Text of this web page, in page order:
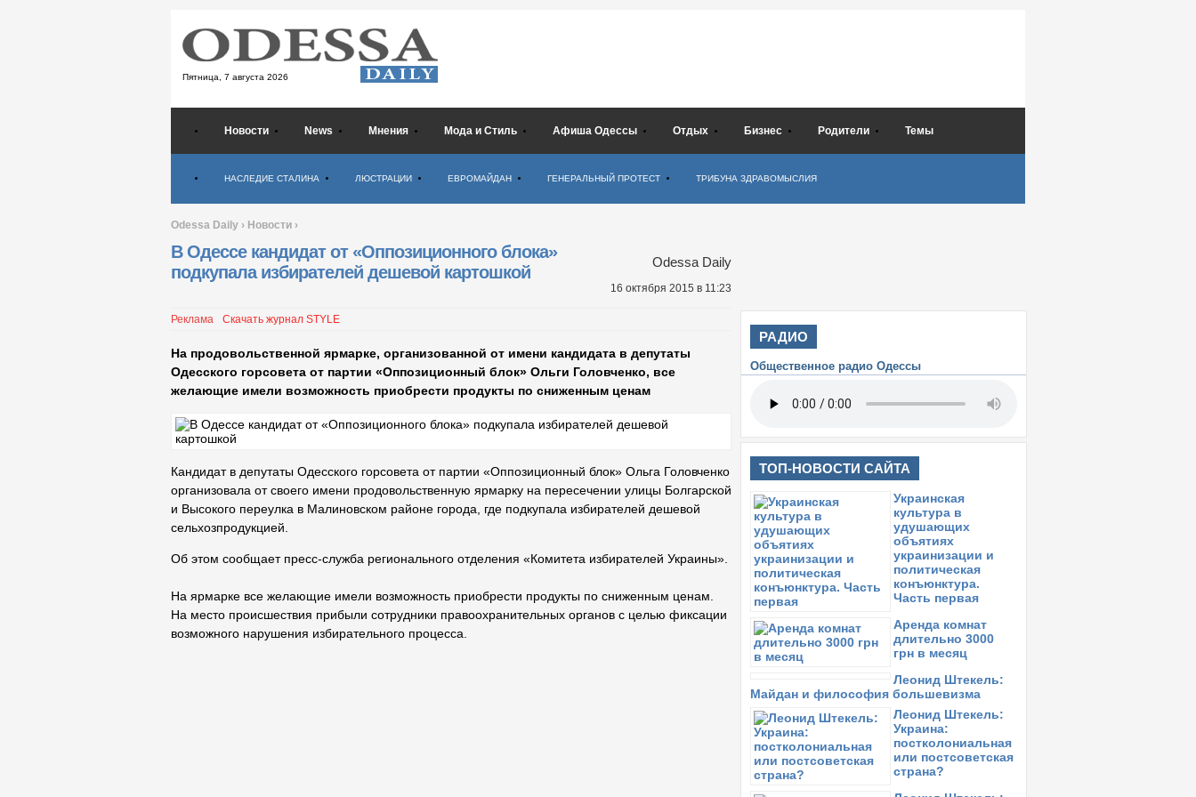
Пятница, 7 августа 2026
Новости News Мнения Мода и Стиль Афиша Одессы Отдых Бизнес Родители Темы
НАСЛЕДИЕ СТАЛИНА ЛЮСТРАЦИИ ЕВРОМАЙДАН ГЕНЕРАЛЬНЫЙ ПРОТЕСТ ТРИБУНА ЗДРАВОМЫСЛИЯ
Odessa Daily › Новости ›
В Одессе кандидат от «Оппозиционного блока»
подкупала избирателей дешевой картошкой
Odessa Daily
16 октября 2015 в 11:23
Реклама Скачать журнал STYLE
На продовольственной ярмарке, организованной от имени кандидата в депутаты
Одесского горсовета от партии «Оппозиционный блок» Ольги Головченко, все
желающие имели возможность приобрести продукты по сниженным ценам
Кандидат в депутаты Одесского горсовета от партии «Оппозиционный блок» Ольга Головченко
организовала от своего имени продовольственную ярмарку на пересечении улицы Болгарской
и Высокого переулка в Малиновском районе города, где подкупала избирателей дешевой
сельхозпродукцией.
Об этом сообщает пресс-служба регионального отделения «Комитета избирателей Украины».
На ярмарке все желающие имели возможность приобрести продукты по сниженным ценам.
На место происшествия прибыли сотрудники правоохранительных органов с целью фиксации
возможного нарушения избирательного процесса.
РАДИО
Общественное радио Одессы
ТОП-НОВОСТИ САЙТА
Украинская
культура в
удушающих
объятиях
украинизации и
политическая
конъюнктура.
Часть первая
Аренда комнат
длительно 3000
грн в месяц
Леонид Штекель:
Майдан и
философия
большевизма
Леонид Штекель:
Украина:
постколониальная
или постсоветская